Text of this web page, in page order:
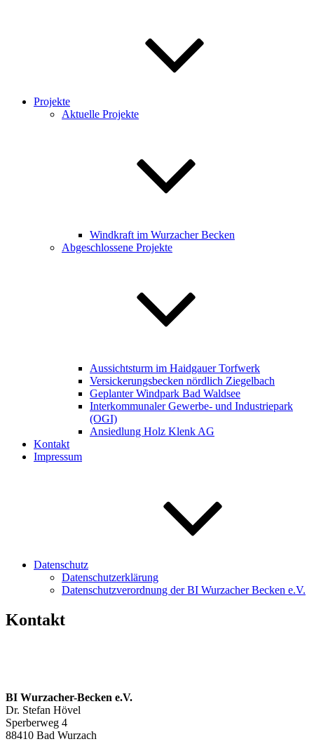
Projekte
Aktuelle Projekte
Windkraft im Wurzacher Becken
Abgeschlossene Projekte
Aussichtsturm im Haidgauer Torfwerk
Versickerungsbecken nördlich Ziegelbach
Geplanter Windpark Bad Waldsee
Interkommunaler Gewerbe- und Industriepark
(OGI)
Ansiedlung Holz Klenk AG
Kontakt
Impressum
Datenschutz
Datenschutzerklärung
Datenschutzverordnung der BI Wurzacher Becken e.V.
Kontakt
BI Wurzacher-Becken e.V.
Dr. Stefan Hövel
Sperberweg 4
88410 Bad Wurzach